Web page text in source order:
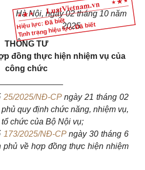
Hiệu lực: Đã biết
Tình trạng hiệu lực: Đã biết
Hà Nội, ngày 02 tháng 10 năm
2025
THÔNG TƯ
đồng thực hiện nhiệm vụ của
công chức
25/2025/NĐ-CPngày 21 tháng 02
quy định chức năng, nhiệm vụ,
chức của Bộ Nội vụ;
173/2025/NĐ-CPngày 30 tháng 6
phủ về hợp đồng thực hiện nhiệm